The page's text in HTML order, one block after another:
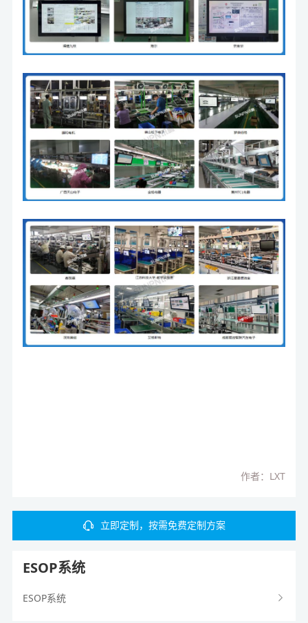
作者：LXT
立即定制，按需免费定制方案
ESOP系统
ESOP系统